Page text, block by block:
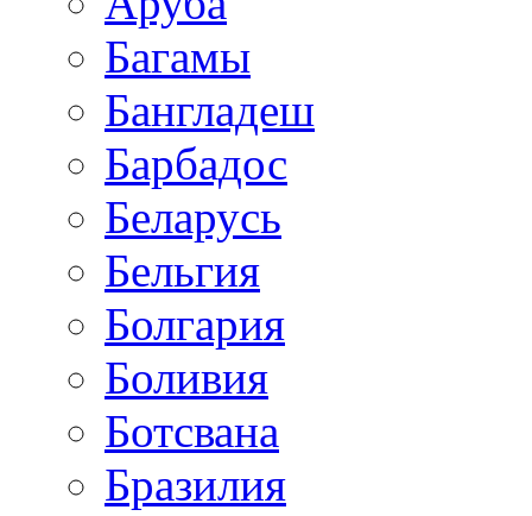
Багамы
Бангладеш
Барбадос
Беларусь
Бельгия
Болгария
Боливия
Ботсвана
Бразилия